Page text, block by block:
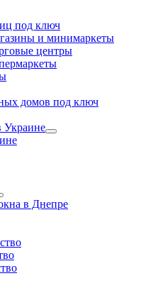
под ключ
и минимаркеты
центры
домов под ключ
Украине
в Днепре